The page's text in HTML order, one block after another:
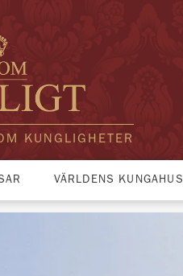
KUNGLIGHETER
VÄRLDENS KUNGAHUS